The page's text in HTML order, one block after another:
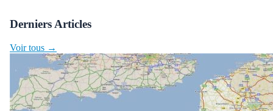
Derniers Articles
Voir tous →